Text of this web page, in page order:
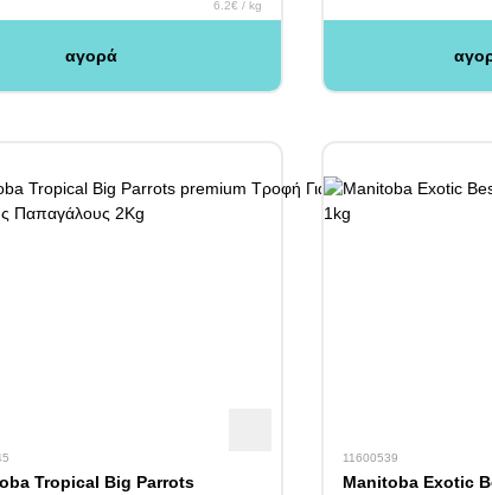
6.2€ / kg
αγορά
Tropical Big Parrots
11600539
Manitoba Exotic